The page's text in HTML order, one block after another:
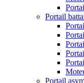
Portail
Portail